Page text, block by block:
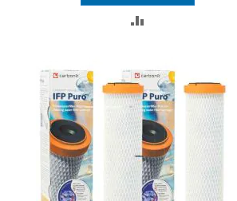
HINZUFÜGEN